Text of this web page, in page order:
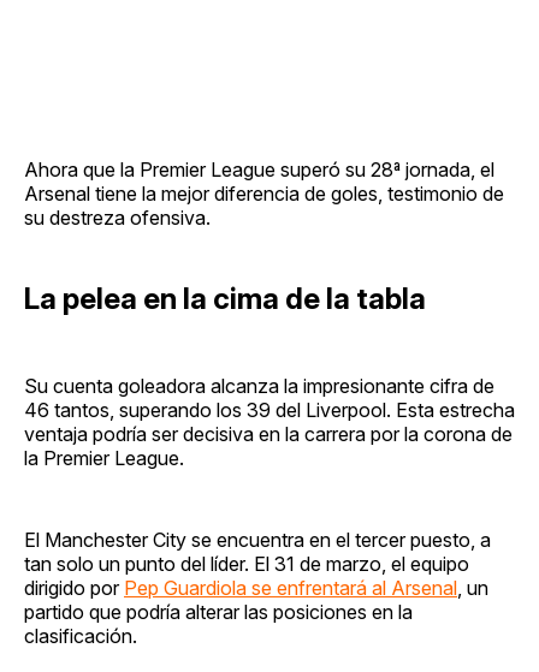
Ahora que la Premier League superó su 28ª jornada, el
Arsenal tiene la mejor diferencia de goles, testimonio de
su destreza ofensiva.
La pelea en la cima de la tabla
Su cuenta goleadora alcanza la impresionante cifra de
46 tantos, superando los 39 del Liverpool. Esta estrecha
ventaja podría ser decisiva en la carrera por la corona de
la Premier League.
El Manchester City se encuentra en el tercer puesto, a
tan solo un punto del líder. El 31 de marzo, el equipo
dirigido por Pep Guardiola se enfrentará al Arsenal , un
partido que podría alterar las posiciones en la
clasificación.